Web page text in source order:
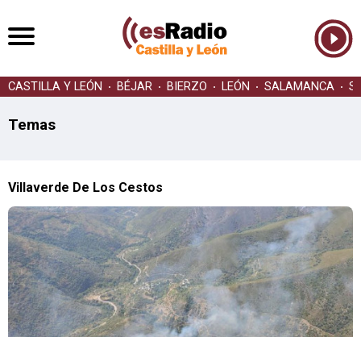
CASTILLA Y LEÓN BÉJAR BIERZO LEÓN SALAMANCA
Temas
Villaverde De Los Cestos